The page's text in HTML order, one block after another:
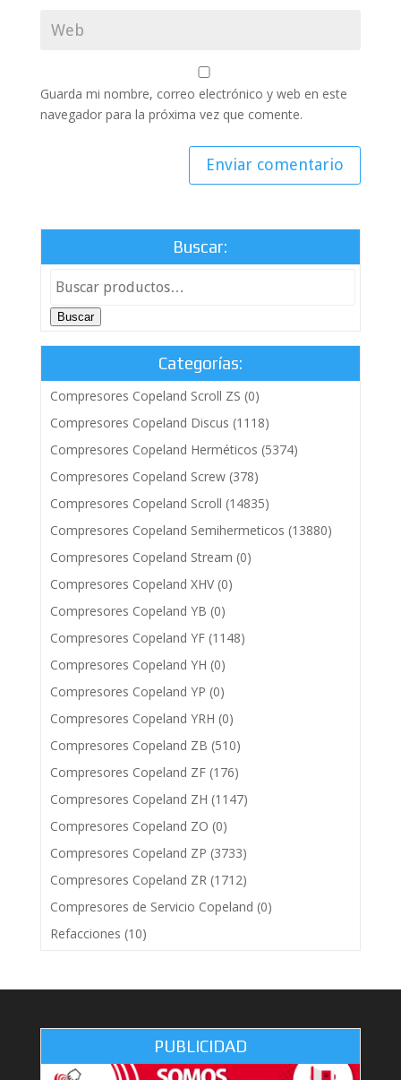
Guarda mi nombre, correo electrónico y web en este
navegador para la próxima vez que comente.
Buscar:
Buscar
Categorías:
Compresores Copeland Scroll ZS (0)
Compresores Copeland Discus (1118)
Compresores Copeland Herméticos (5374)
Compresores Copeland Screw (378)
Compresores Copeland Scroll (14835)
Compresores Copeland Semihermeticos (13880)
Compresores Copeland Stream (0)
Compresores Copeland XHV (0)
Compresores Copeland YB (0)
Compresores Copeland YF (1148)
Compresores Copeland YH (0)
Compresores Copeland YP (0)
Compresores Copeland YRH (0)
Compresores Copeland ZB (510)
Compresores Copeland ZF (176)
Compresores Copeland ZH (1147)
Compresores Copeland ZO (0)
Compresores Copeland ZP (3733)
Compresores Copeland ZR (1712)
Compresores de Servicio Copeland (0)
Refacciones (10)
PUBLICIDAD